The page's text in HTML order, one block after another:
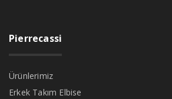
Pierrecassi
Ürünlerimiz
Erkek Takım Elbise